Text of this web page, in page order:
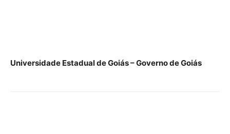
Universidade Estadual de Goiás – Governo de Goiás